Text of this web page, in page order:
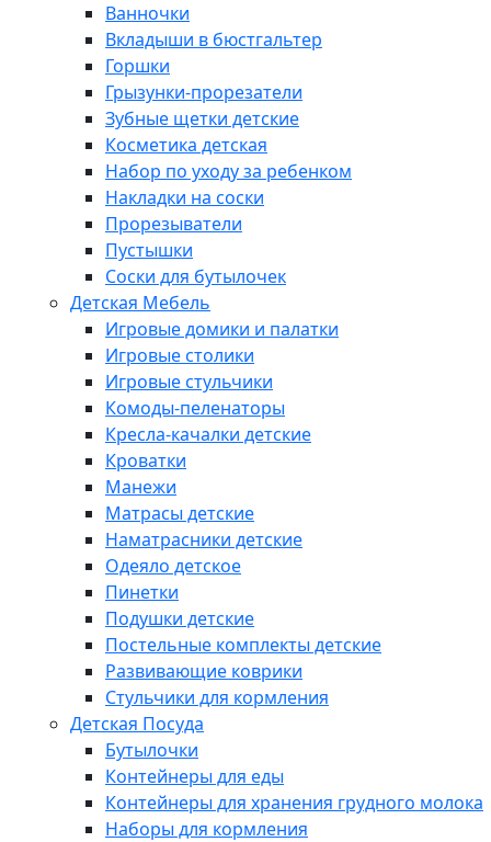
Ванночки
Вкладыши в бюстгальтер
Горшки
Грызунки-прорезатели
Зубные щетки детские
Косметика детская
Набор по уходу за ребенком
Накладки на соски
Прорезыватели
Пустышки
Соски для бутылочек
Детская Мебель
Игровые домики и палатки
Игровые столики
Игровые стульчики
Комоды-пеленаторы
Кресла-качалки детские
Кроватки
Манежи
Матрасы детские
Наматрасники детские
Одеяло детское
Пинетки
Подушки детские
Постельные комплекты детские
Развивающие коврики
Стульчики для кормления
Детская Посуда
Бутылочки
Контейнеры для еды
Контейнеры для хранения грудного молока
Наборы для кормления